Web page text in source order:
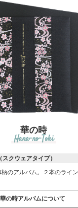
華の時
Hana-no-Toki
クウェアタイプ）
のアルバム。２本のライ
華の時アルバムについて